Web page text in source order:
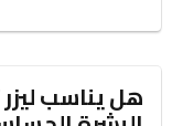
هل يناسب